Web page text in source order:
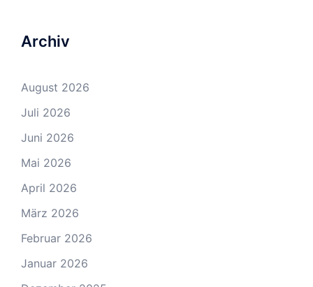
Archiv
August 2026
Juli 2026
Juni 2026
Mai 2026
April 2026
März 2026
Februar 2026
Januar 2026